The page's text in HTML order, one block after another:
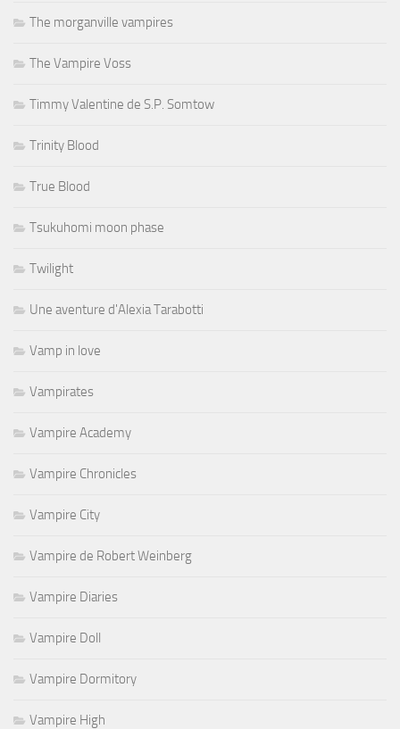
The morganville vampires
The Vampire Voss
Timmy Valentine de S.P. Somtow
Trinity Blood
True Blood
Tsukuhomi moon phase
Twilight
Une aventure d'Alexia Tarabotti
Vamp in love
Vampirates
Vampire Academy
Vampire Chronicles
Vampire City
Vampire de Robert Weinberg
Vampire Diaries
Vampire Doll
Vampire Dormitory
Vampire High